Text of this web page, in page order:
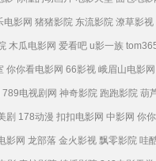
电影网 猪猪影院 东流影院 潦草影视
木瓜电影网 爱看吧 u影一族
你你看电影网 66影视 峨眉山电影网
789电视剧网 神奇影院 跑跑影院 葫
剧 178动漫 扣扣电影网 中影网 你
影网 龙部落 金火影视 飘零影院 哇